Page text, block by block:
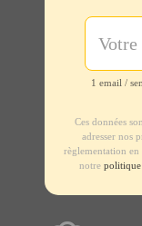
1 email /
Ces données
adresser nos
règlementation en
notre